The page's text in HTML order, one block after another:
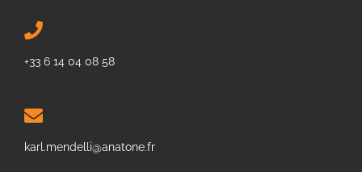
+33 6 14 04 08 58
karl.mendelli@anatone.fr